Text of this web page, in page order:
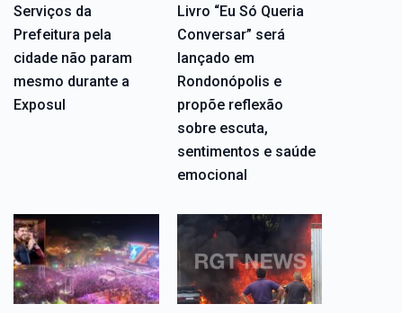
Serviços da
Prefeitura pela
cidade não param
mesmo durante a
Exposul
Livro “Eu Só Queria
Conversar” será
lançado em
Rondonópolis e
propõe reflexão
sobre escuta,
sentimentos e saúde
emocional